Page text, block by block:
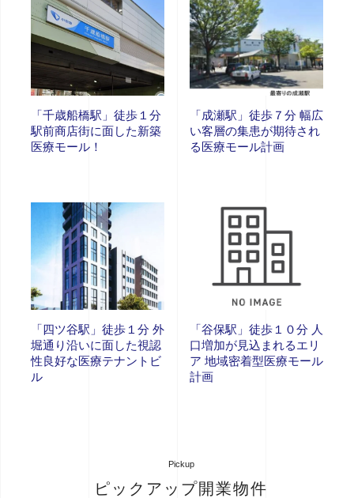
「千歳船橋駅」徒歩１分
駅前商店街に面した新築
医療モール！
「成瀬駅」徒歩７分 幅広
い客層の集患が期待され
る医療モール計画
「四ツ谷駅」徒歩１分 外
堀通り沿いに面した視認
性良好な医療テナントビ
ル
「谷保駅」徒歩１０分 人
口増加が見込まれるエリ
ア 地域密着型医療モール
計画
Pickup
ピックアップ開業物件